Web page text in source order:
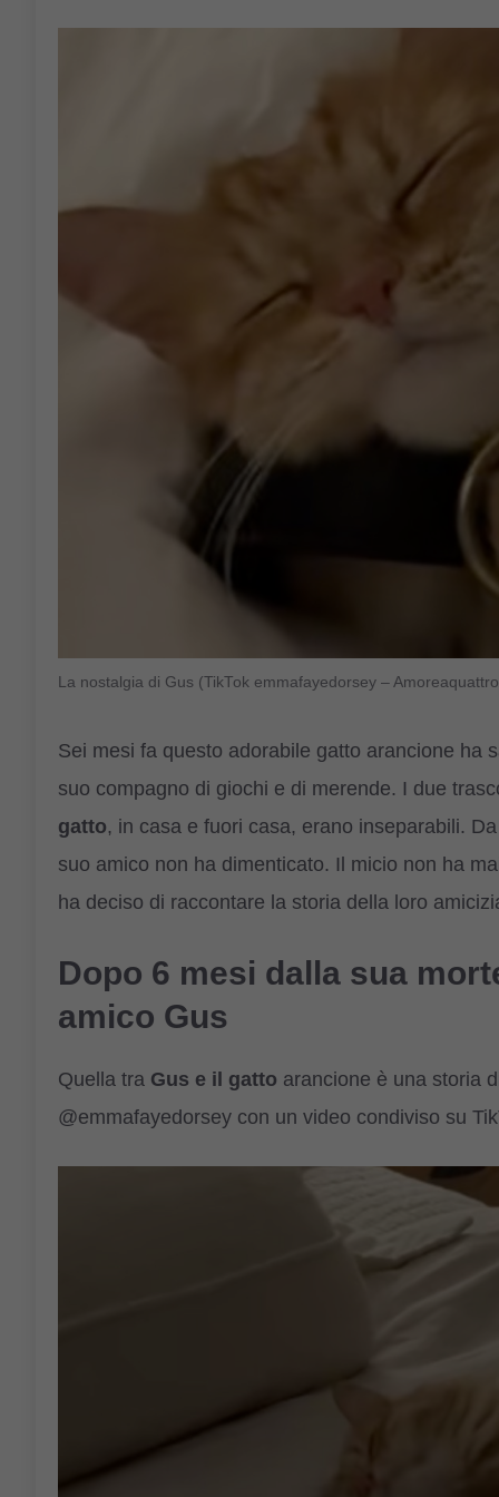
La nostalgia di Gus (TikTok emmafayedorsey –
Sei mesi fa questo adorabile gatto arancione ha
suo compagno di giochi e di merende. I due
gatto, in casa e fuori casa, erano inseparabili.
suo amico non ha dimenticato. Il micio non ha
ha deciso di raccontare la storia della loro
Dopo 6 mesi dalla sua
amico Gus
Quella tra Gus e il gatto arancione è una storia
@emmafayedorsey con un video condiviso su